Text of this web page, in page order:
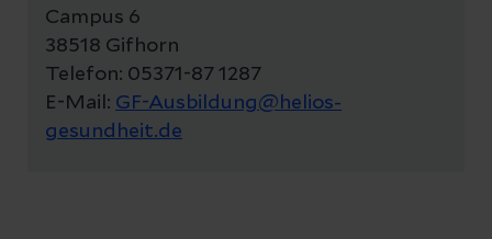
Campus 6
38518 Gifhorn
Telefon: 05371-87 1287
E-Mail: GF-Ausbildung@helios-
gesundheit.de